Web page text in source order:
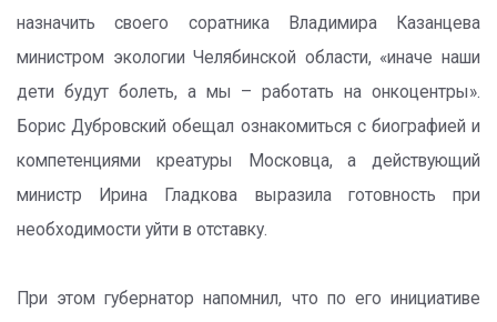
назначить своего соратника Владимира Казанцева
министром экологии Челябинской области, «иначе наши
дети будут болеть, а мы – работать на онкоцентры».
Борис Дубровский обещал ознакомиться с биографией и
компетенциями креатуры Московца, а действующий
министр Ирина Гладкова выразила готовность при
необходимости уйти в отставку.
При этом губернатор напомнил, что по его инициативе